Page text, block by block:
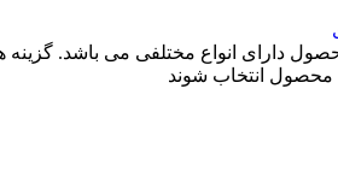
دارای انواع مختلفی می باشد. گزینه
انتخاب شوند